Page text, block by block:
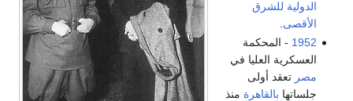
الدولية للشرق
الأقصى
1952 - المحكمة
العسكرية العليا في
مصر تعقد أولى
جلساتها بالقاهرة منذ